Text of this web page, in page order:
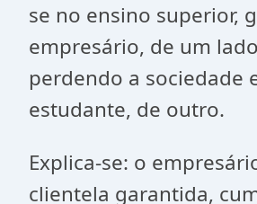
se no ensino superior,
empresário, de um
perdendo a sociedade
estudante, de outro.
Explica-se: o
clientela garantida,